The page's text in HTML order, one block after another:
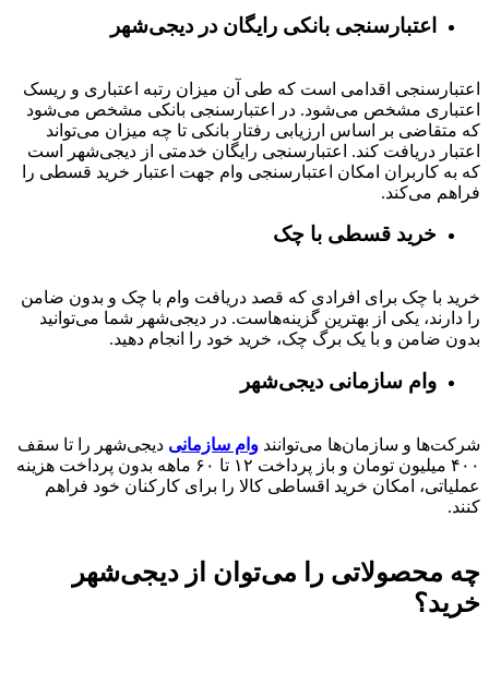
اعتبارسنجی بانکی رایگان در دیجی‌شهر
اعتبارسنجی اقدامی است که طی آن میزان رتبه اعتباری و ریسک
اعتباری مشخص می‌شود. در اعتبارسنجی بانکی مشخص می‌شود
که متقاضی بر اساس ارزیابی رفتار بانکی تا چه میزان می‌تواند
اعتبار دریافت کند. اعتبارسنجی رایگان خدمتی از دیجی‌شهر است
که به کاربران امکان اعتبارسنجی وام جهت اعتبار خرید قسطی را
فراهم می‌کند.
خرید قسطی با چک
خرید با چک برای افرادی که قصد دریافت وام با چک و بدون ضامن
را دارند، یکی از بهترین گزینه‌هاست. در دیجی‌شهر شما می‌توانید
بدون ضامن و با یک برگ چک، خرید خود را انجام دهید.
وام سازمانی دیجی‌شهر
شرکت‌ها و سازمان‌ها می‌توانند وام سازمانی دیجی‌شهر را تا سقف
۴۰۰ میلیون تومان و باز پرداخت ۱۲ تا ۶۰
ماهه بدون پرداخت هزینه
عملیاتی، امکان خرید اقساطی کالا را برای کارکنان خود فراهم
کنند.
چه محصولاتی را می‌توان از دیجی‌شهر
خرید؟